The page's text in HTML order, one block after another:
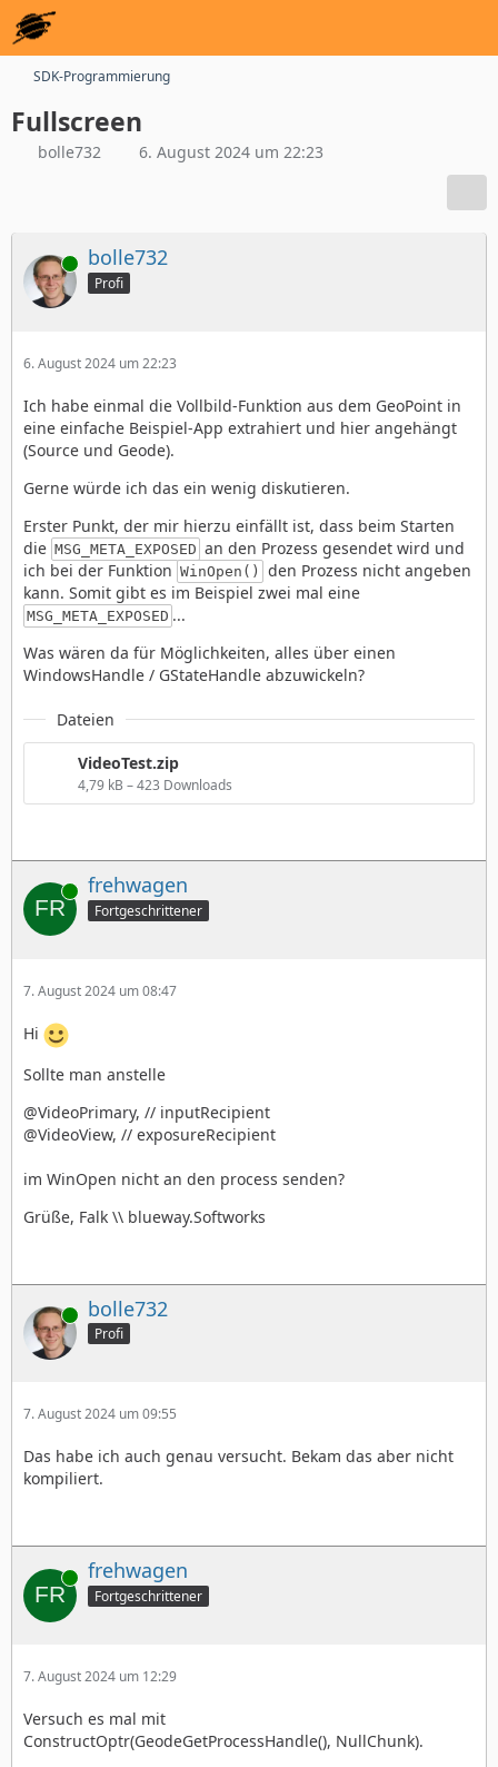
SDK-Programmierung
Fullscreen
bolle732 6. August 2024 um 22:23
Online bolle732
Profi
6. August 2024 um 22:23
Ich habe einmal die Vollbild-Funktion aus dem GeoPoint in
eine einfache Beispiel-App extrahiert und hier angehängt
(Source und Geode).
Gerne würde ich das ein wenig diskutieren.
Erster Punkt, der mir hierzu einfällt ist, dass beim Starten
die MSG_META_EXPOSED an den Prozess gesendet wird und
ich bei der Funktion WinOpen()
den Prozess nicht angeben
kann. Somit gibt es im Beispiel zwei mal eine
MSG_META_EXPOSED ...
Was wären da für Möglichkeiten, alles über einen
WindowsHandle / GStateHandle abzuwickeln?
Dateien
VideoTest.zip
4,79 kB – 423 Downloads
Online frehwagen
Fortgeschrittener
7. August 2024 um 08:47
Hi
Sollte man anstelle
@VideoPrimary, // inputRecipient
@VideoView, // exposureRecipient
im WinOpen nicht an den process senden?
Grüße, Falk \\ blueway.Softworks
Online bolle732
Profi
7. August 2024 um 09:55
Das habe ich auch genau versucht. Bekam das aber nicht
kompiliert.
Online frehwagen
Fortgeschrittener
7. August 2024 um 12:29
Versuch es mal mit
ConstructOptr(GeodeGetProcessHandle(), NullChunk).